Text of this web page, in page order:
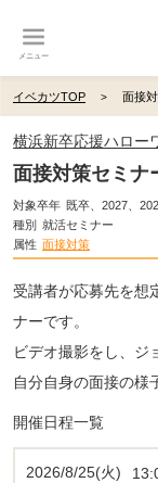
メニュー
イベカツTOP 面接
横浜新卒応援ハロー
面接対策セミ
対象卒年 既卒、2027、
種別 就活セミナー
属性 面接対策
受講者が応募先を想
ナーです。
ビデオ撮影をし、ジ
自分自身の面接の様
開催日程一覧
2026/8/25(火)